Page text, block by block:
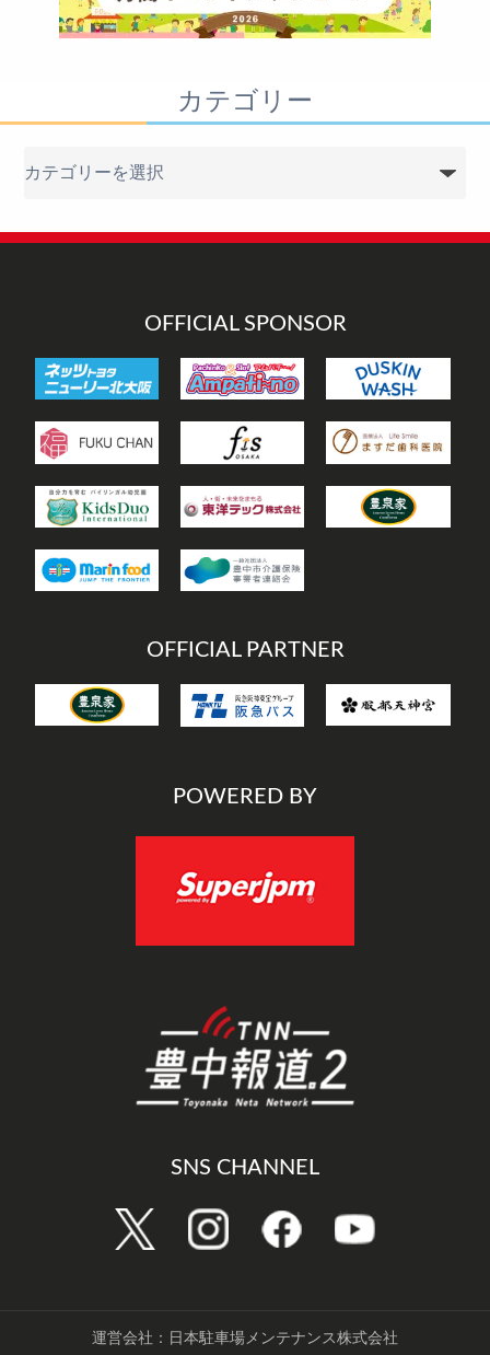
カテゴリー
リ
OFFICIAL SPONSOR
OFFICIAL PARTNER
POWERED BY
SNS CHANNEL
運営会社：日本駐車場メンテナンス株式会社